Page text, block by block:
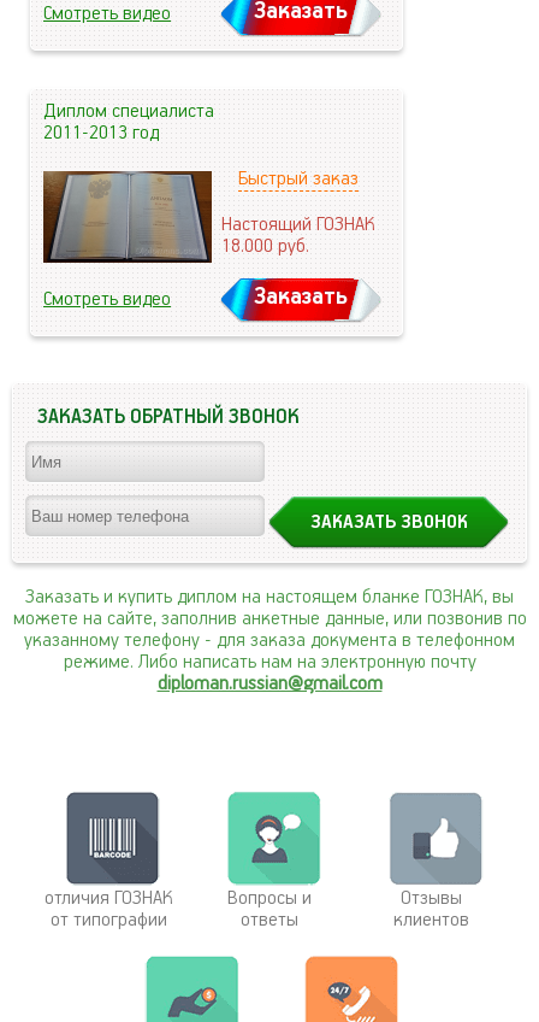
Смотреть видео Заказать
Диплом специалиста
2011-2013 год
Быстрый заказ
Настоящий ГОЗНАК
18.000руб.
Смотреть видео Заказать
ЗАКАЗАТЬ ОБРАТНЫЙ ЗВОНОК
Заказать и купить диплом на настоящем бланке ГОЗНАК, вы
можете на сайте, заполнив анкетные данные, или позвонив по
указанному телефону - для заказа документа в телефонном
режиме. Либо написать нам на электронную почту
diploman.russian@gmail.com
отличия ГОЗНАК
от типографии
Вопросы и
ответы
Отзывы
клиентов